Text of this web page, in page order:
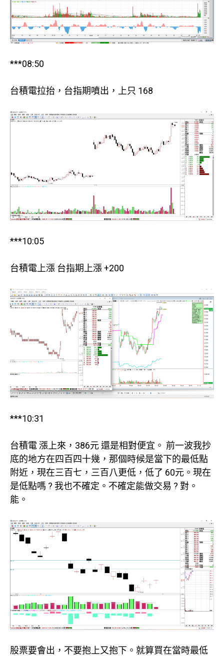
***08:50
台積電拉抬，台指期噴出，上只 168
***10:05
台積電上漲 台指期上漲 +200
***10:31
台積電 漲上來，386元 還是相對便宜。 前一波我抄
底的地方在四百四十幾，那個時候是當下的最低點
附近，現在三百七，三百八更低，低了 60元。現在
是低點嗎 ? 我也不確定。不確定能做交易 ? 對。
能。
股票要會出，不要抱上又抱下。就算買在當時最低